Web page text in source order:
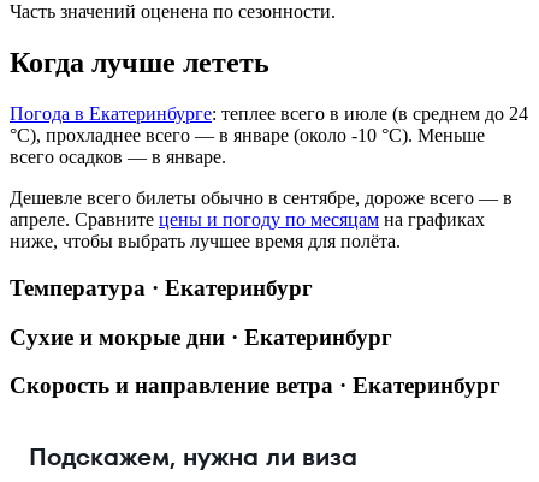
Часть значений оценена по сезонности.
Когда лучше лететь
Погода в Екатеринбурге: теплее всего в июле (в среднем до 24
°C), прохладнее всего — в январе (около -10 °C). Меньше
всего осадков — в январе.
Дешевле всего билеты обычно в сентябре, дороже всего — в
апреле. Сравните цены и погоду по месяцам на графиках
ниже, чтобы выбрать лучшее время для полёта.
Температура · Екатеринбург
Сухие и мокрые дни · Екатеринбург
Скорость и направление ветра · Екатеринбург
Подскажем, нужна ли виза